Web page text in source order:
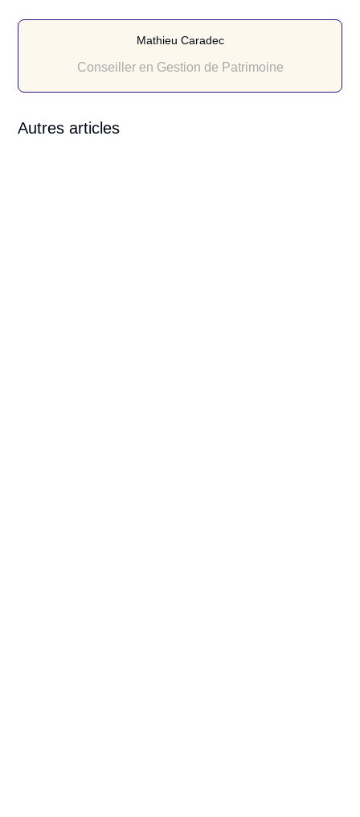
Mathieu Caradec
Conseiller en Gestion de Patrimoine
Autres articles